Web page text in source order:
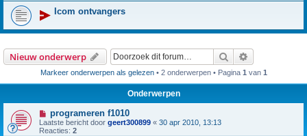
Icom ontvangers
Nieuw onderwerp Zoek
Markeer onderwerpen als gelezen• 2 onderwerpen • Pagina 1 van 1
Onderwerpen
programeren f1010
Laatste bericht door geert300899 « 30 apr 2010, 13:13
Reacties: 2